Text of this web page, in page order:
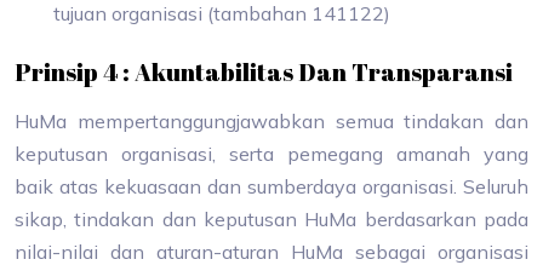
tujuan organisasi (tambahan 141122)
Prinsip 4 : Akuntabilitas Dan Transparansi
HuMa mempertanggungjawabkan semua tindakan dan
keputusan organisasi, serta pemegang amanah yang
baik atas kekuasaan dan sumberdaya organisasi. Seluruh
sikap, tindakan dan keputusan HuMa berdasarkan pada
nilai-nilai dan aturan-aturan HuMa sebagai organisasi